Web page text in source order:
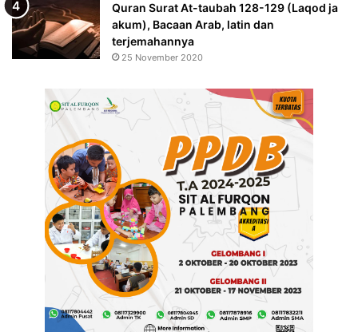
Quran Surat At-taubah 128-129 (Laqod ja
akum), Bacaan Arab, latin dan
terjemahannya
25 November 2020